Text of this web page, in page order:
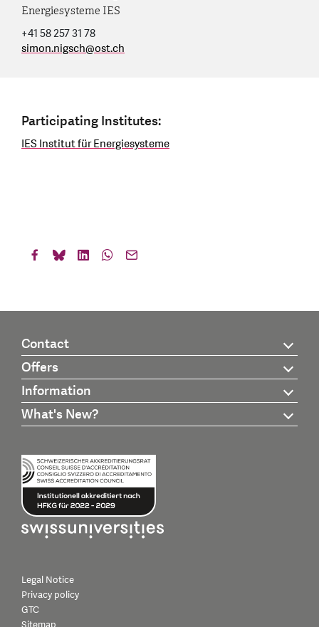
Energiesysteme IES
+41 58 257 31 78
simon.nigsch@ost.ch
Participating Institutes:
IES Institut für Energiesysteme
Contact
Offers
Information
What's New?
Legal Notice
Privacy policy
GTC